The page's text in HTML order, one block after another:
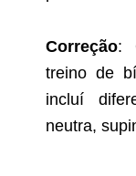
Correção:
treino de
incluí
neutra,